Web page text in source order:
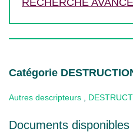
RECHERCHE
Catégorie
Autres descripteurs
Documents